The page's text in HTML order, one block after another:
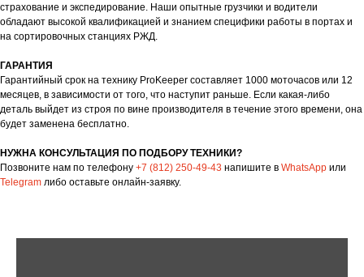
страхование и экспедирование. Наши опытные грузчики и водители
обладают высокой квалификацией и знанием специфики работы в портах и
на сортировочных станциях РЖД.
ГАРАНТИЯ
Гарантийный срок на технику ProKeeper составляет 1000 моточасов или 12
месяцев, в зависимости от того, что наступит раньше. Если какая-либо
деталь выйдет из строя по вине производителя в течение этого времени, она
будет заменена бесплатно.
НУЖНА КОНСУЛЬТАЦИЯ ПО ПОДБОРУ ТЕХНИКИ?
Позвоните нам по телефону +7 (812) 250-49-43 напишите в WhatsApp или
Telegram либо оставьте онлайн-заявку.